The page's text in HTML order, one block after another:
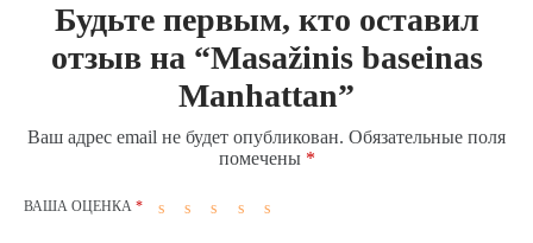
Будьте первым, кто оставил
отзыв на “Masažinis baseinas
Manhattan”
Ваш адрес email не будет опубликован. Обязательные поля
помечены *
ВАША ОЦЕНКА *